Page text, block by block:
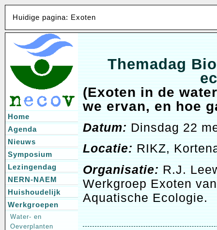
Huidige pagina: Exoten
Themadag
(Exoten in de
we ervan, en hoe
Datum:Dinsdag 22
Locatie:RIKZ,
Organisatie:R.J.
Werkgroep Exoten
Aquatische Ecologie.
Home
Agenda
Nieuws
Symposium
Lezingendag
NERN-NAEM
Huishoudelijk
Werkgroepen
Water- en
Oeverplanten